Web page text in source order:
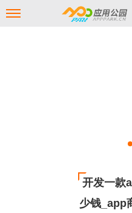
开发一款
少钱_app